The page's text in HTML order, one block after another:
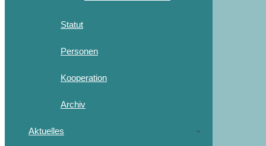
Statut
Personen
Kooperation
Archiv
Aktuelles